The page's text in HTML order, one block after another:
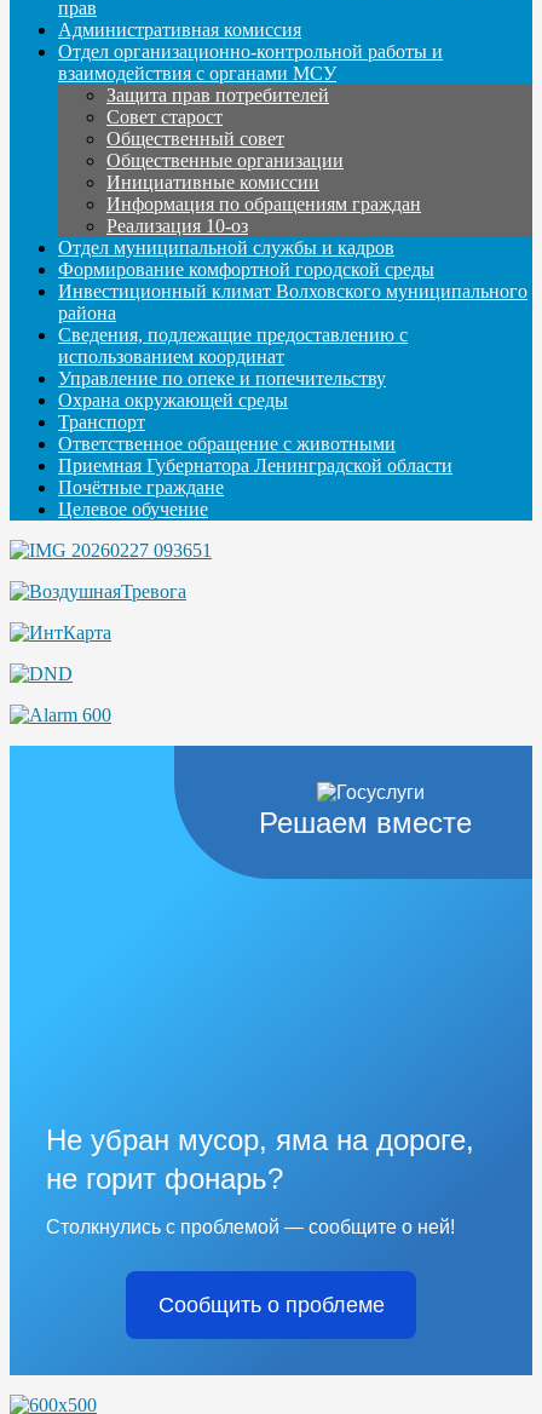
прав
Административная комиссия
Отдел организационно-контрольной работы и
взаимодействия с органами МСУ
Защита прав потребителей
Совет старост
Общественный совет
Общественные организации
Инициативные комиссии
Информация по обращениям граждан
Реализация 10-оз
Отдел муниципальной службы и кадров
Формирование комфортной городской среды
Инвестиционный климат Волховского муниципального
района
Сведения, подлежащие предоставлению с
использованием координат
Управление по опеке и попечительству
Охрана окружающей среды
Транспорт
Ответственное обращение с животными
Приемная Губернатора Ленинградской области
Почётные граждане
Целевое обучение
Решаем вместе
Не убран мусор, яма на дороге,
не горит фонарь?
Столкнулись с проблемой — сообщите о ней!
Сообщить о проблеме